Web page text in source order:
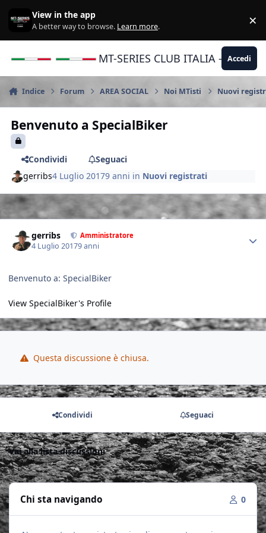
View in the app
A better way to browse. Learn more. ×
MT-SERIES CLUB ITALIA -Accedi
Indice Forum AREA SOCIAL Noi MTisti Nuovi
Benvenuto a SpecialBiker
Condividi
Seguaci
gerribs4 Luglio 20179 anni in Nuovi registrati
gerribs Amministratore
4 Luglio 20179 anni
Benvenuto a: SpecialBiker
View SpecialBiker's Profile
Questa discussione è chiusa.
Condividi Seguaci
Vai alla lista discussioni
Chi sta navigando 0